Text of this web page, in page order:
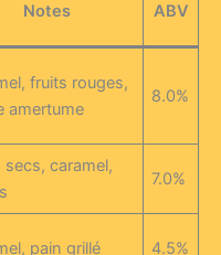
Notes ABV
fruits rouges,
amertume
8.0%
secs, caramel,
7.0%
pain grillé 4.5%